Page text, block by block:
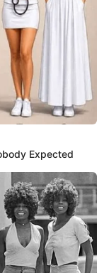
ex
y le dijo
1/3/2023